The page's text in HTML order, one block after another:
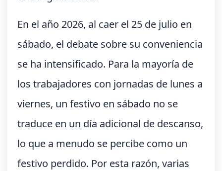
En el año 2026, al caer el 25 de julio en
sábado, el debate sobre su conveniencia
se ha intensificado. Para la mayoría de
los trabajadores con jornadas de lunes a
viernes, un festivo en sábado no se
traduce en un día adicional de descanso,
lo que a menudo se percibe como un
festivo perdido. Por esta razón, varias